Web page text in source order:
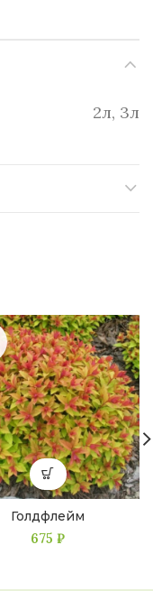
2л, 3л
Голдфлейм
675 ₽